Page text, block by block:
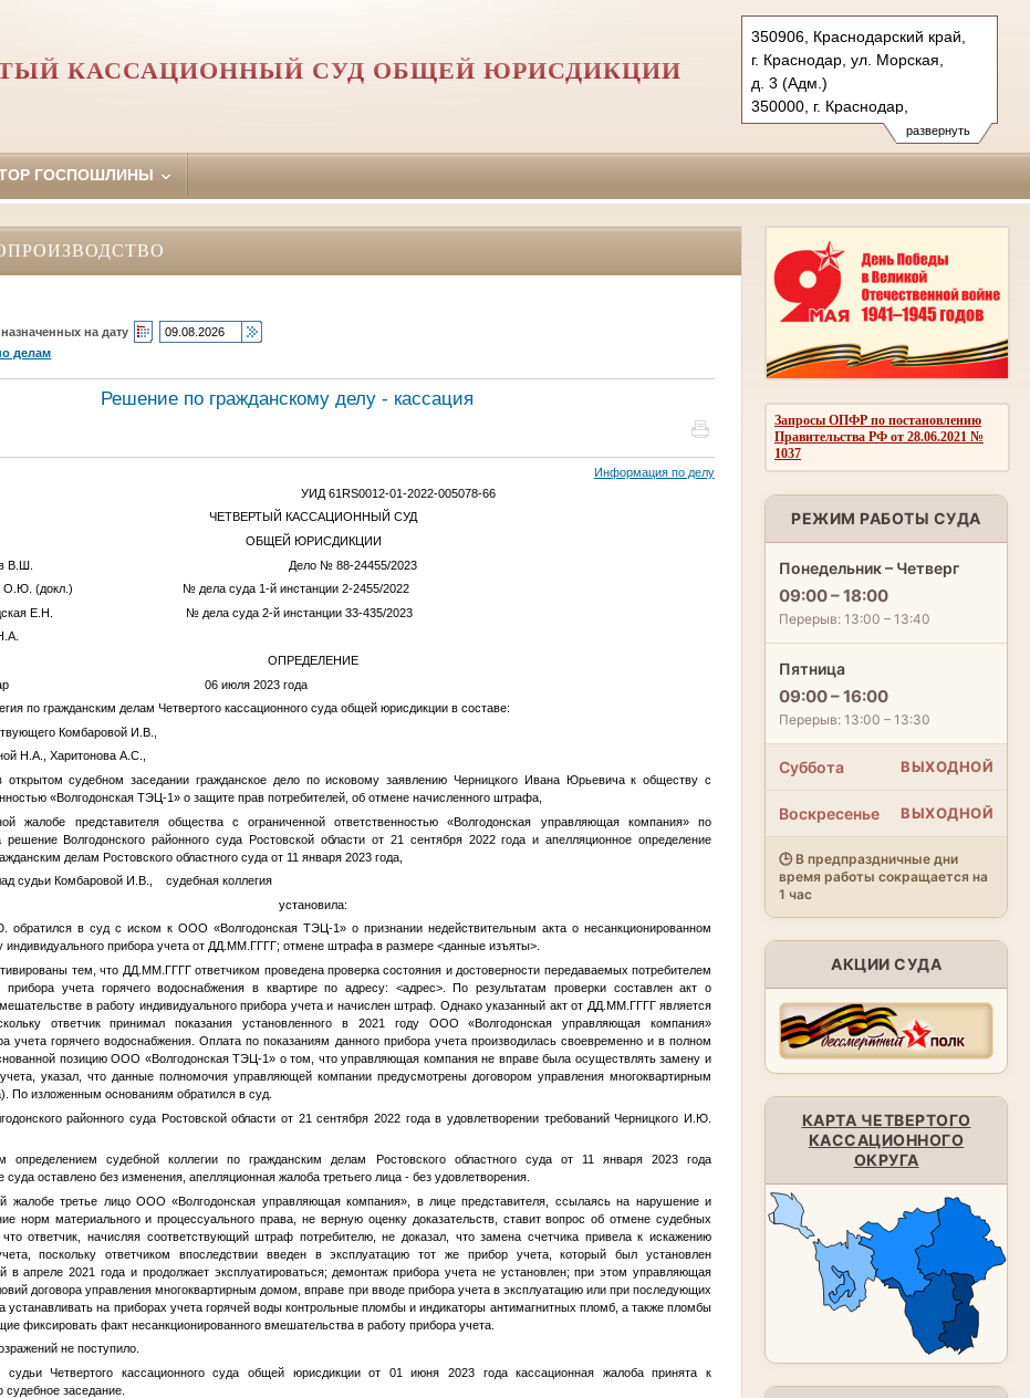
развернуть
350906, Краснодарский край,
г. Краснодар, ул. Морская,
д. 3 (Адм.)
350000, г. Краснодар,
ул. Красная, д.113 (Уг.)
350907, г. Краснодар,
Тел.: (861) 219-24-00
КАССАЦИОННЫЙ СУД ОБЩЕЙ ЮРИСДИКЦИИ
ГОСПОШЛИНЫ
Запросы ОПФР по постановлению
Правительства РФ от 28.06.2021 №
1037
РЕЖИМ РАБОТЫ СУДА
Понедельник – Четверг
09:00 – 18:00
Перерыв: 13:00 – 13:40
Пятница
09:00 – 16:00
Перерыв: 13:00 – 13:30
Суббота ВЫХОДНОЙ
Воскресенье ВЫХОДНОЙ
🕒 В предпраздничные дни
время работы сокращается на
1 час
АКЦИИ СУДА
КАРТА ЧЕТВЕРТОГО
КАССАЦИОННОГО
ОКРУГА
на дату
делам
Решение по гражданскому делу - кассация
Информация по делу
УИД 61RS0012-01-2022-005078-66
ЧЕТВЕРТЫЙ КАССАЦИОННЫЙ СУД
ОБЩЕЙ ЮРИСДИКЦИИ
В.Ш. Дело № 88-24455/2023
О.Ю. (докл.) № дела суда 1-й инстанции 2-2455/2022
Е.Н. № дела суда 2-й инстанции 33-435/2023
ОПРЕДЕЛЕНИЕ
06 июля 2023 года
по гражданским делам Четвертого кассационного суда общей юрисдикции в составе:
Комбаровой И.В.,
Н.А., Харитонова А.С.,
открытом судебном заседании гражданское дело по исковому заявлению Черницкого Ивана Юрьевича к обществу с
«Волгодонская ТЭЦ-1» о защите прав потребителей, об отмене начисленного штрафа,
жалобе представителя общества с ограниченной ответственностью «Волгодонская управляющая компания» по
Волгодонского районного суда Ростовской области от 21 сентября 2022 года и апелляционное определение
делам Ростовского областного суда от 11 января 2023 года,
судьи Комбаровой И.В., судебная коллегия
установила:
обратился в суд с иском к ООО «Волгодонская ТЭЦ-1» о признании недействительным акта о несанкционированном
прибора учета от ДД.ММ.ГГГГ; отмене штрафа в размере <данные изъяты>.
тем, что ДД.ММ.ГГГГответчиком проведена проверка состояния и достоверности передаваемых потребителем
прибора учета горячего водоснабжения в квартире по адресу: <адрес>. По результатам проверки составлен акт о
в работу индивидуального прибора учета и начислен штраф. Однако указанный акт от ДД.ММ.ГГГГявляется
ответчик принимал показания установленного в 2021 году ООО «Волгодонская управляющая компания»
учета горячего водоснабжения. Оплата по показаниям данного прибора учета производилась своевременно и в полном
позицию ООО «Волгодонская ТЭЦ-1» о том, что управляющая компания не вправе была осуществлять замену и
указал, что данные полномочия управляющей компании предусмотрены договором управления многоквартирным
По изложенным основаниям обратился в суд.
районного суда Ростовской области от 21 сентября 2022 года в удовлетворении требований Черницкого И.Ю.
определением судебной коллегии по гражданским делам Ростовского областного суда от 11 января 2023 года
оставлено без изменения, апелляционная жалоба третьего лица - без удовлетворения.
жалобе третье лицо ООО «Волгодонская управляющая компания», в лице представителя, ссылаясь на нарушение и
норм материального и процессуального права, не верную оценку доказательств, ставит вопрос об отмене судебных
ответчик, начисляя соответствующий штраф потребителю, не доказал, что замена счетчика привела к искажению
поскольку ответчиком впоследствии введен в эксплуатацию тот же прибор учета, который был установлен
в апреле 2021 года и продолжает эксплуатироваться; демонтаж прибора учета не установлен; при этом управляющая
договора управления многоквартирным домом, вправе при вводе прибора учета в эксплуатацию или при последующих
устанавливать на приборах учета горячей воды контрольные пломбы и индикаторы антимагнитных пломб, а также пломбы
фиксировать факт несанкционированного вмешательства в работу прибора учета.
не поступило.
судьи Четвертого кассационного суда общей юрисдикции от 01 июня 2023 года кассационная жалоба принята к
судебное заседание.